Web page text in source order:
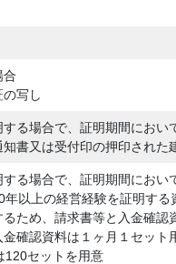
合
写し
る場合で、証明期間におい
知書又は受付印の押印され
る場合で、証明期間におい
年以上の経営経験を証明する
るため、請求書等と入金確認
金確認資料は１ヶ月１セット
120セットを用意